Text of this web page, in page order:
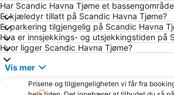
Har Scandic Havna Tjøme et
Er kjæledyr tillatt på Scandic Havna Tjøme?
Er parkering tilgjengelig på Scandic Havna
Hva er innsjekkings- og utsjekkingstiden på
Hvor ligger Scandic Havna Tjøme?
Vis mer
Prisene og tilgjengeligheten vi får fra